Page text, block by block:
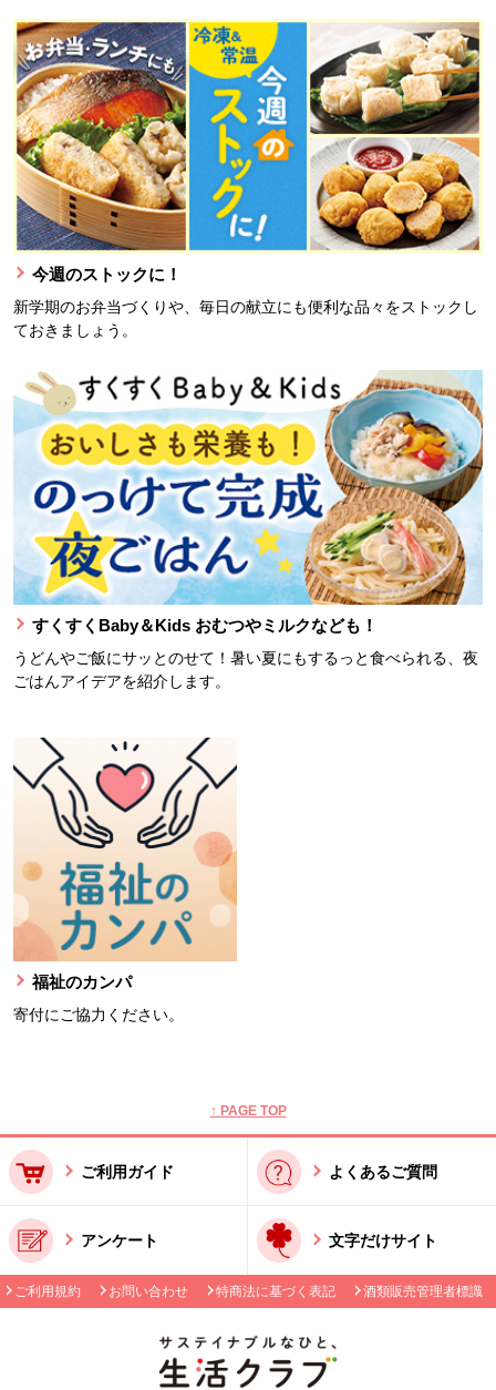
今週のストックに！
新学期のお弁当づくりや、毎日の献立にも便利な品々をストックし
ておきましょう。
すくすくBaby＆Kids おむつやミルクなども！
うどんやご飯にサッとのせて！暑い夏にもするっと食べられる、夜
ごはんアイデアを紹介します。
福祉のカンパ
寄付にご協力ください。
↑ PAGE TOP
ご利用ガイド よくあるご質問
アンケート 文字だけサイト
ご利用規約 お問い合わせ 特商法に基づく表記 酒類販売管理者標識